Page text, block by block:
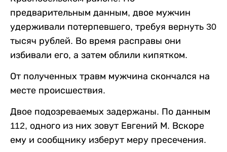
предварительным данным, двое мужчин
удерживали потерпевшего, требуя вернуть 30
тысяч рублей. Во время расправы они
избивали его, а затем облили кипятком.
От полученных травм мужчина скончался на
месте происшествия.
Двое подозреваемых задержаны. По данным
112, одного из них зовут Евгений М. Вскоре
ему и сообщнику изберут меру пресечения.